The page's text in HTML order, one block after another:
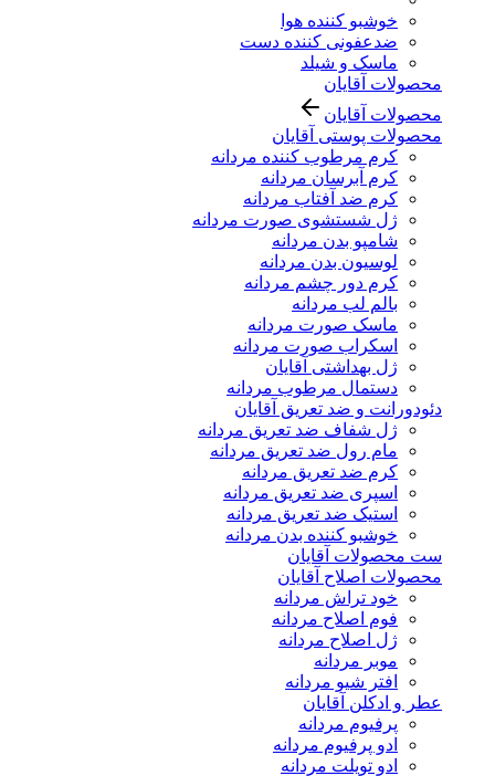
خوشبو کننده هوا
ضدعفونی کننده دست
ماسک و شیلد
محصولات آقایان
محصولات آقایان
محصولات پوستی آقایان
کرم مرطوب کننده مردانه
کرم آبرسان مردانه
کرم ضد آفتاب مردانه
ژل شستشوی صورت مردانه
شامپو بدن مردانه
لوسیون بدن مردانه
کرم دور چشم مردانه
بالم لب مردانه
ماسک صورت مردانه
اسکراب صورت مردانه
ژل بهداشتی آقایان
دستمال مرطوب مردانه
دئودورانت و ضد تعریق آقایان
ژل شفاف ضد تعریق مردانه
مام رول ضد تعریق مردانه
کرم ضد تعریق مردانه
اسپری ضد تعریق مردانه
استیک ضد تعریق مردانه
خوشبو کننده بدن مردانه
ست محصولات آقایان
محصولات اصلاح آقایان
خود تراش مردانه
فوم اصلاح مردانه
ژل اصلاح مردانه
موبر مردانه
افتر شیو مردانه
عطر و ادکلن آقایان
پرفیوم مردانه
ادو پرفیوم مردانه
ادو تویلت مردانه